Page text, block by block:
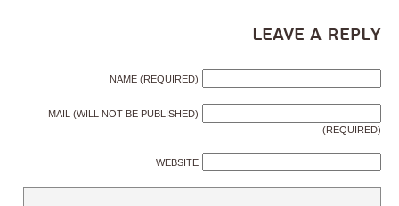
Leave a Reply
NAME (REQUIRED)
MAIL (WILL NOT BE PUBLISHED)
(REQUIRED)
WEBSITE